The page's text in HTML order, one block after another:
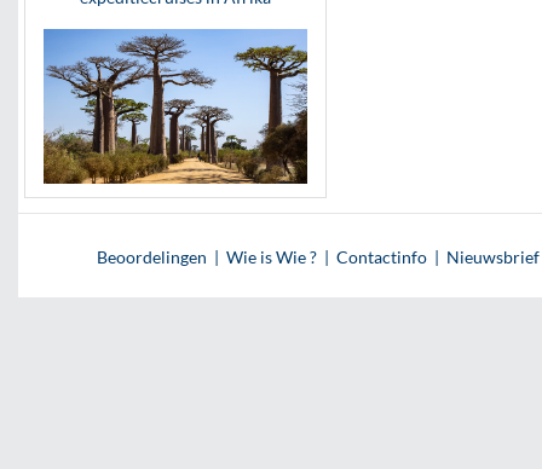
Beoordelingen | Wie is Wie ?| Contactinfo| Nieuwsbrief